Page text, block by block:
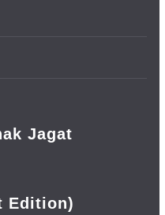
Jagat
Edition)